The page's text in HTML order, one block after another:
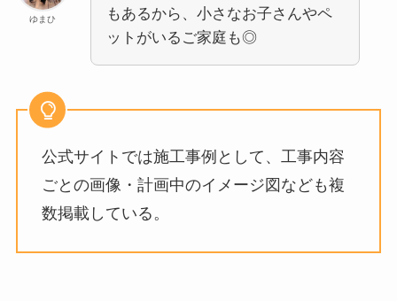
ゆまひ
もあるから、小さなお子さんやペ
ットがいるご家庭も◎
公式サイトでは施工事例として、工事内容
ごとの画像・計画中のイメージ図なども複
数掲載している。